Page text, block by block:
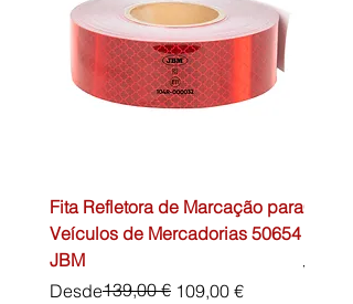
Fita Refletora de Marcação para
Veículos de Mercadorias 50654
JBM
Desde
Precio139,00 € 109,00 €
Precio de oferta
Precio
45,00 €